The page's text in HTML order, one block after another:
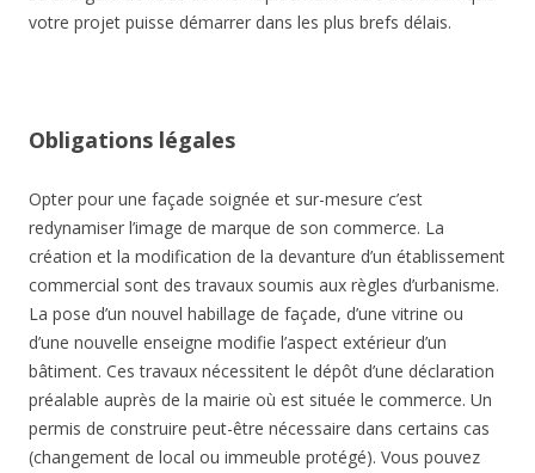
votre projet puisse démarrer dans les plus brefs délais.
Obligations légales
Opter pour une façade soignée et sur-mesure c’est
redynamiser l’image de marque de son commerce. La
création et la modification de la devanture d’un établissement
commercial sont des travaux soumis aux règles d’urbanisme.
La pose d’un nouvel habillage de façade, d’une vitrine ou
d’une nouvelle enseigne modifie l’aspect extérieur d’un
bâtiment. Ces travaux nécessitent le dépôt d’une déclaration
préalable auprès de la mairie où est située le commerce. Un
permis de construire peut-être nécessaire dans certains cas
(changement de local ou immeuble protégé). Vous pouvez